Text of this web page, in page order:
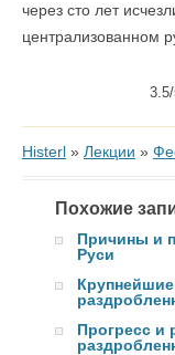
через сто лет
централизованном
Histerl » Лекции »
Похожие
Причины и
Руси
Прогресс и